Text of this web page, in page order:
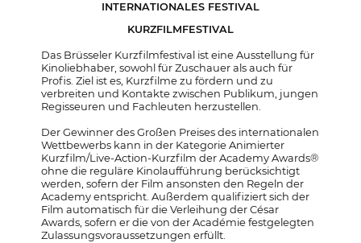
INTERNATIONALES FESTIVAL
KURZFILMFESTIVAL
Das Brüsseler Kurzfilmfestival ist eine Ausstellung für
Kinoliebhaber, sowohl für Zuschauer als auch für
Profis. Ziel ist es, Kurzfilme zu fördern und zu
verbreiten und Kontakte zwischen Publikum, jungen
Regisseuren und Fachleuten herzustellen.
Der Gewinner des Großen Preises des internationalen
Wettbewerbs kann in der Kategorie Animierter
Kurzfilm/Live-Action-Kurzfilm der Academy Awards®
ohne die reguläre Kinolaufführung berücksichtigt
werden, sofern der Film ansonsten den Regeln der
Academy entspricht. Außerdem qualifiziert sich der
Film automatisch für die Verleihung der César
Awards, sofern er die von der Académie festgelegten
Zulassungsvoraussetzungen erfüllt.